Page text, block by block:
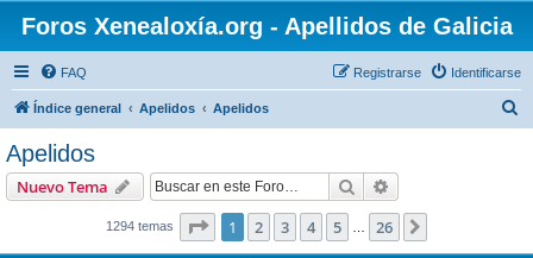
Foros Xenealoxía.org - Apellidos de Galicia
FAQ Identificarse
Registrarse
Índice general Apelidos Apelidos
Apelidos
Nuevo Tema Buscar
1294 temas Página de 26
1 2 3 4 5 26